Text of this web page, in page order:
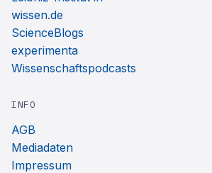
wissen.de
ScienceBlogs
experimenta
Wissenschaftspodcasts
INFO
AGB
Mediadaten
Impressum